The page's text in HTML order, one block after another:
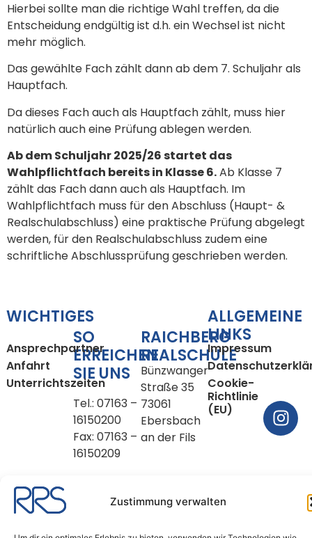
Zustimmung verwalten
Hierbei sollte man die richtige Wahl treffen, da die
Entscheidung endgültig ist d.h. ein Wechsel ist nicht
mehr möglich.
Das gewählte Fach zählt dann ab dem 7. Schuljahr als
Hauptfach.
Da dieses Fach auch als Hauptfach zählt, muss hier
natürlich auch eine Prüfung ablegen werden.
Ab dem Schuljahr 2025/26 startet das
Wahlpflichtfach bereits in Klasse 6.Ab Klasse 7
zählt das Fach dann auch als Hauptfach. Im
Wahlpflichtfach muss für den Abschluss (Haupt- &
Realschulabschluss) eine praktische Prüfung abgelegt
werden, für den Realschulabschluss zudem eine
schriftliche Abschlussprüfung geschrieben werden.
WICHTIGES
Ansprechpartner
Anfahrt
Unterrichtszeiten
SO
ERREICHEN
SIE UNS
Tel.: 07163 –
16150200
Fax: 07163 –
16150209
sekretariat@rrse.schule
RAICHBERG
REALSCHULE
Bünzwanger
Straße 35
73061
Ebersbach
an der Fils
ALLGEMEINE
LINKS
Impressum
Cookie-
Richtlinie
(EU)
Copyright © 2026